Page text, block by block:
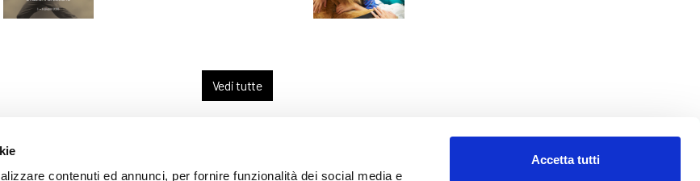
contenuti ed annunci, per fornire funzionalità dei social media e
Accetta tutti
Vedi tutte